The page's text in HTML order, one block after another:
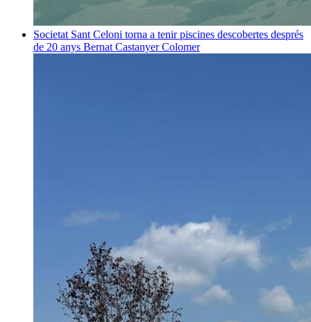
Societat Sant Celoni torna a tenir piscines descobertes després
de 20 anys Bernat Castanyer Colomer